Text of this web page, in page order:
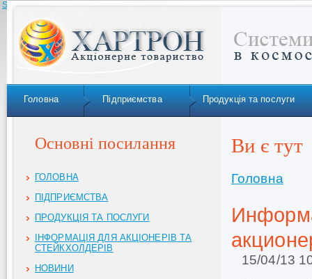
Skip to navigation
Головна Підприємства Продукція та послуги
Основні посилання
ГОЛОВНА
ПІДПРИЄМСТВА
ПРОДУКЦІЯ ТА ПОСЛУГИ
ІНФОРМАЦІЯ ДЛЯ АКЦІОНЕРІВ ТА
СТЕЙКХОЛДЕРІВ
НОВИНИ
Ви є тут
Головна
15/04/13